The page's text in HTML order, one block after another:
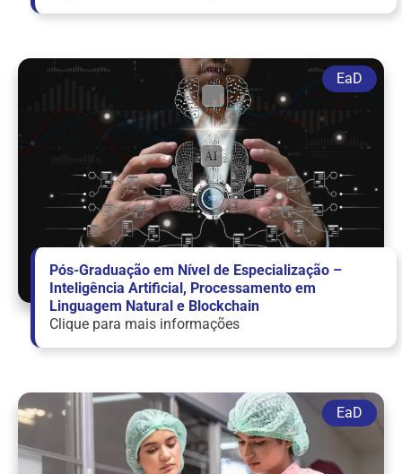
Pós-Graduação em Nível de Especialização –
Inteligência Artificial, Processamento em
Linguagem Natural e Blockchain
Clique para mais informações